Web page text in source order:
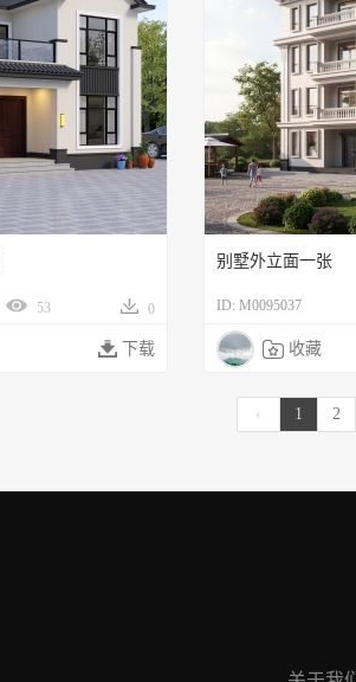
53 0
 下载
别墅外立面一张
ID: M0095037
 收藏
‹ 1 2